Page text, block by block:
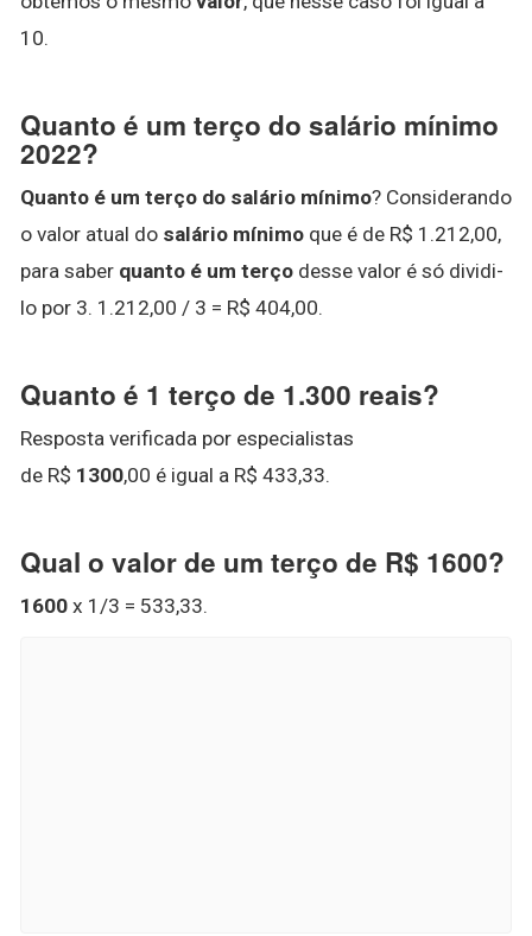
10.
Quanto é um terço do salário mínimo
2022?
Quanto é um terço do salário mínimo? Considerando
o valor atual do salário mínimo que é de R$ 1.212,00,
para saber quanto é um terço desse valor é só dividi-
lo por 3. 1.212,00 / 3 = R$ 404,00.
Quanto é 1 terço de 1.300 reais?
Resposta verificada por especialistas
de R$ 1300,00 é igual a R$ 433,33.
Qual o valor de um terço de R$ 1600?
1600 x 1/3 = 533,33.